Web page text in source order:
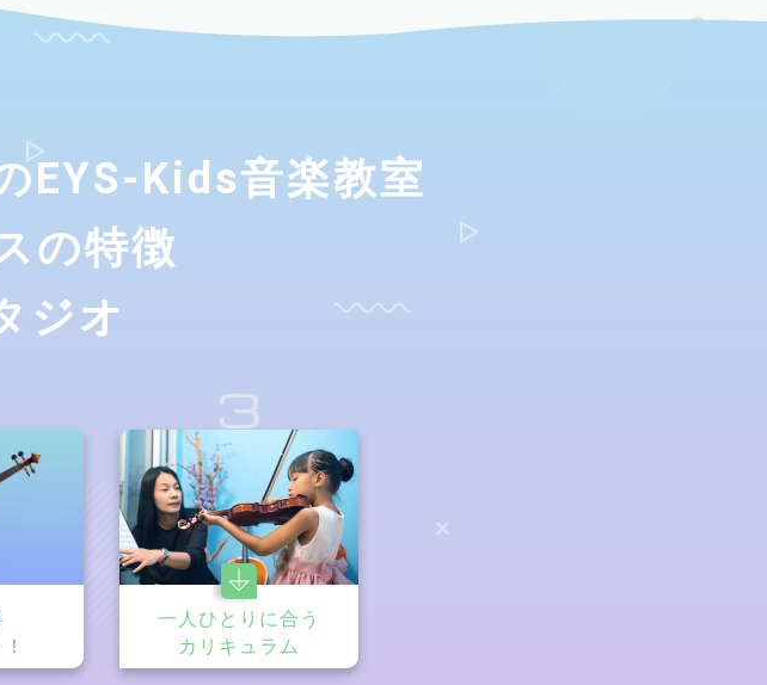
EYS-Kids音楽教室
の特徴
ジオ
3
一人ひとりに合う
カリキュラム